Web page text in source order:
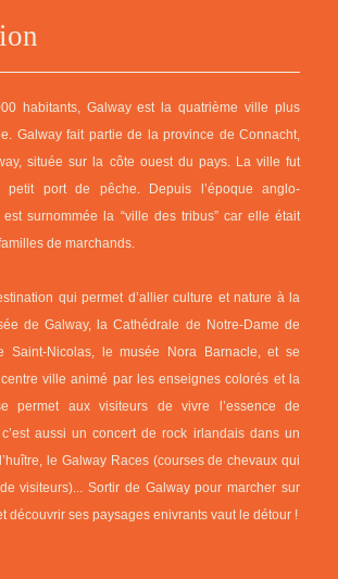
habitants, Galway est la quatrième ville plus
Galway fait partie de la province de Connacht,
située sur la côte ouest du pays. La ville fut
petit port de pêche. Depuis l’époque anglo-
surnommée la “ville des tribus” car elle était
de marchands.
qui permet d’allier culture et nature à la
de Galway, la Cathédrale de Notre-Dame de
Saint-Nicolas, le musée Nora Barnacle, et se
ville animé par les enseignes colorés et la
permet aux visiteurs de vivre l’essence de
c’est aussi un concert de rock irlandais dans un
le Galway Races (courses de chevaux qui
visiteurs)... Sortir de Galway pour marcher sur
découvrir ses paysages enivrants vaut le détour !